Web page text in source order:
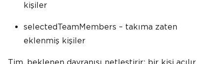
kişiler
selectedTeamMembers – takıma zaten
eklenmiş kişiler